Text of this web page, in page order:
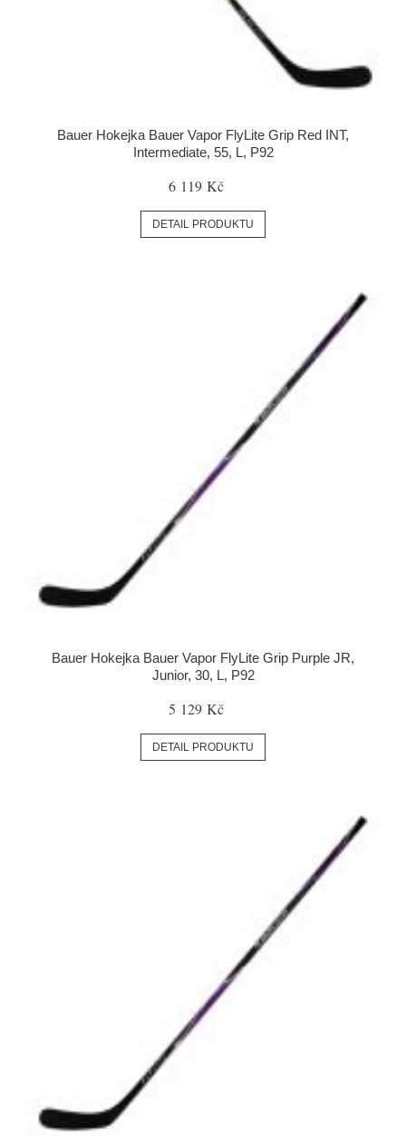
Bauer Hokejka Bauer Vapor FlyLite Grip Red INT,
Intermediate, 55, L, P92
6 119 Kč
DETAIL PRODUKTU
Bauer Hokejka Bauer Vapor FlyLite Grip Purple JR,
Junior, 30, L, P92
5 129 Kč
DETAIL PRODUKTU